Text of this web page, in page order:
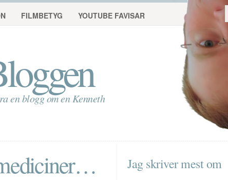
en blogg om en Kenneth
FILMBETYG YOUTUBE FAVISAR
Jag skriver mest om